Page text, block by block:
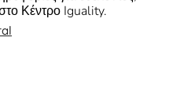
Κέντρο Iguality.